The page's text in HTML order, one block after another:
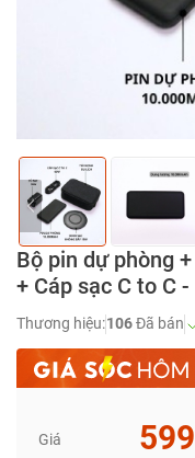
Bộ pin dự phòng
+ Cáp sạc C to C
Thương hiệu:106Đã bán
Giá